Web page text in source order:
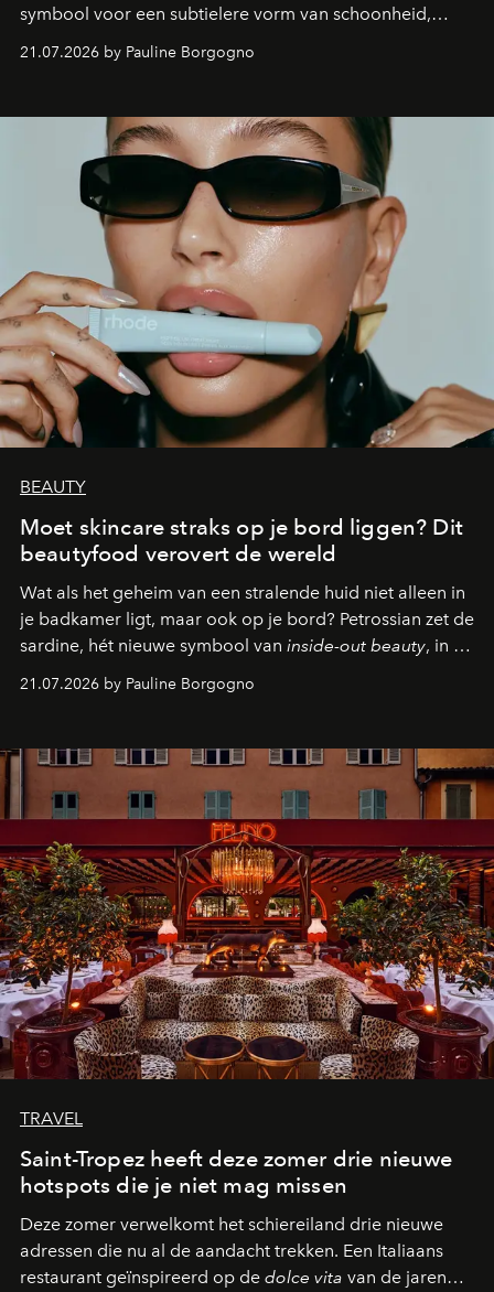
symbool voor een subtielere vorm van schoonheid,
waarin zelfvertrouwen belangrijker is dan een overvloed
aan make-up.
21.07.2026 by Pauline Borgogno
BEAUTY
Moet skincare straks op je bord liggen? Dit
beautyfood verovert de wereld
Wat als het geheim van een stralende huid niet alleen in
je badkamer ligt, maar ook op je bord? Petrossian zet de
sardine, hét nieuwe symbool van inside-out beauty, in de
kijker met twee gastronomische creaties.
21.07.2026 by Pauline Borgogno
TRAVEL
Saint-Tropez heeft deze zomer drie nieuwe
hotspots die je niet mag missen
Deze zomer verwelkomt het schiereiland drie nieuwe
adressen die nu al de aandacht trekken. Een Italiaans
restaurant geïnspireerd op de dolce vita van de jaren